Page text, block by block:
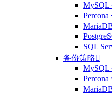
MySQL
SQL
备份策略
MySQL